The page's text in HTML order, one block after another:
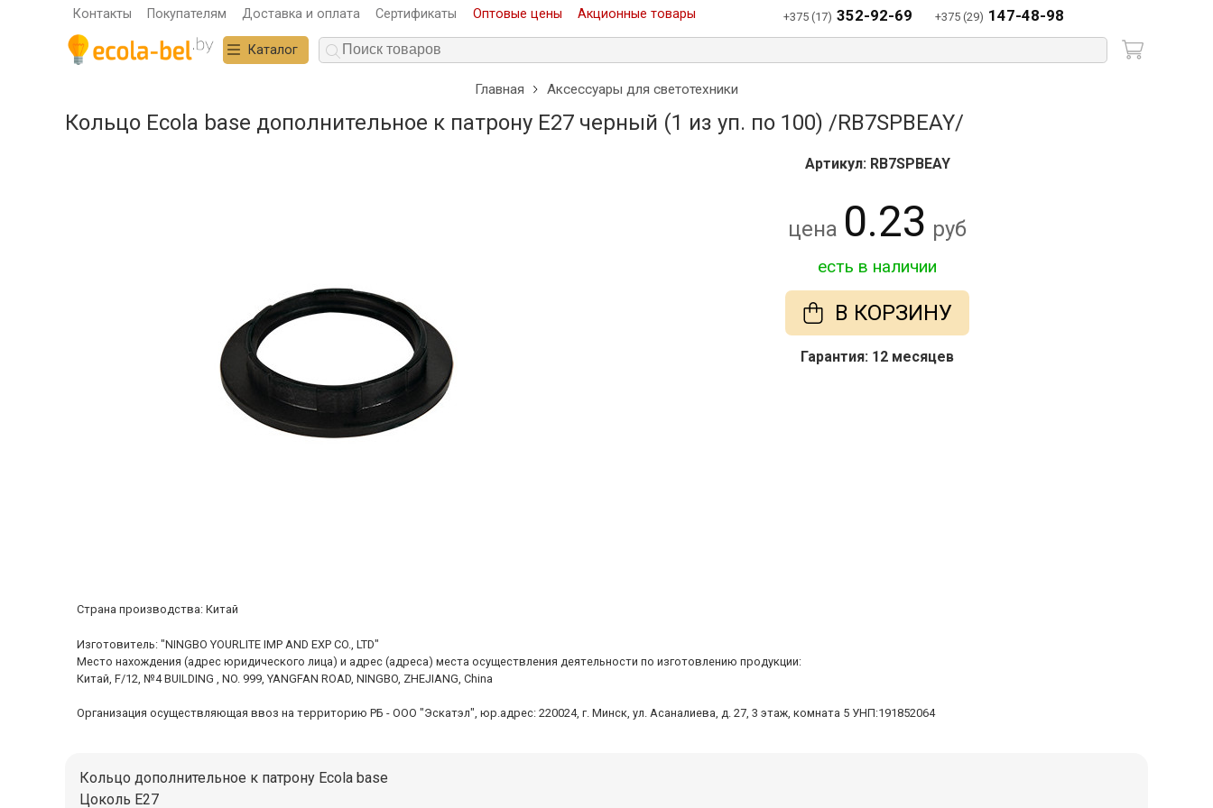
Контакты Покупателям Доставка и оплата Сертификаты Оптовые цены Акционные товары +375 (17) 352-92-69 +375 (29) 147-48-98
Каталог
Главная Аксессуары для светотехники
Кольцо Ecola base дополнительное к патрону E27 черный (1 из уп. по 100) /RB7SPBEAY/
Артикул: RB7SPBEAY
цена 0.23 руб
есть в наличии
В КОРЗИНУ
Гарантия: 12 месяцев
Cтрана производства: Китай
Изготовитель: "NINGBO YOURLITE IMP AND EXP CO., LTD"
Место нахождения (адрес юридического лица) и адрес (адреса) места осуществления деятельности по изготовлению продукции:
Китай, F/12, №4 BUILDING , NO. 999, YANGFAN ROAD, NINGBO, ZHEJIANG, China
Организация осуществляющая ввоз на территорию РБ - ООО "Эскатэл", юр.адрес: 220024, г. Минск, ул. Асаналиева, д. 27, 3 этаж, комната 5 УНП:191852064
Кольцо дополнительное к патрону Ecola base
Цоколь E27